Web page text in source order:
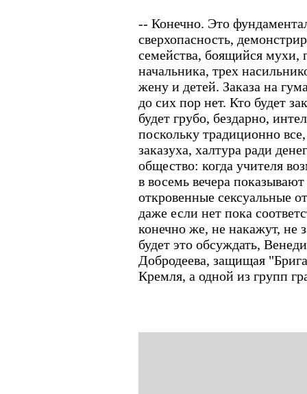
-- Конечно. Это
сверхопасность,
семейства, боящийся мухи,
начальника, трех
жену и детей. Заказа на
до сих пор нет. Кто будет
будет грубо, бездарно,
поскольку традиционно
заказуха, халтура ради
общество: когда учителя
в восемь вечера
откровенные сексуальные
даже если нет пока
конечно же, не накажут, не
будет это обсуждать,
Добродеева, защищая
Кремля, а одной из групп